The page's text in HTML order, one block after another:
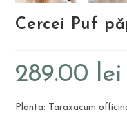
Cercei Puf
289.00 lei
Planta: Taraxacum